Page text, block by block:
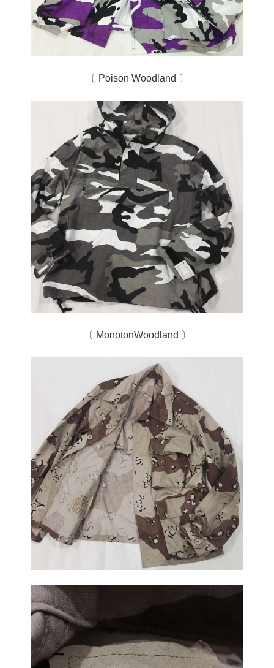
〔 Poison Woodland 〕
〔 MonotonWoodland 〕